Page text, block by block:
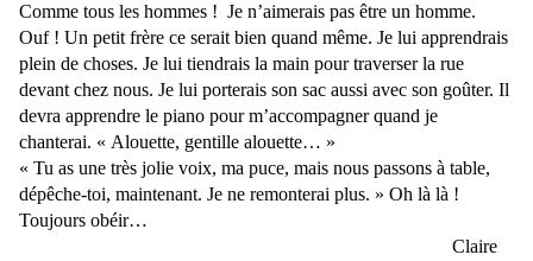
Comme tous les hommes ! Je n’aimerais pas être un homme.
Ouf ! Un petit frère ce serait bien quand même. Je lui apprendrais
plein de choses. Je lui tiendrais la main pour traverser la rue
devant chez nous. Je lui porterais son sac aussi avec son goûter. Il
devra apprendre le piano pour m’accompagner quand je
chanterai. « Alouette, gentille alouette… »
« Tu as une très jolie voix, ma puce, mais nous passons à table,
dépêche-toi, maintenant. Je ne remonterai plus. » Oh là là !
Toujours obéir…
Claire